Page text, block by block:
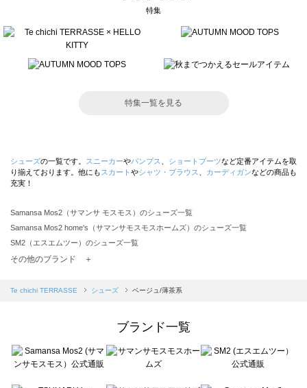
特集
特集一覧を見る
シューズの一覧です。 スニーカーやパンプス ショートブーツなど定番アイテムを取
り揃えております。他にも スカート やシャツ・ブラウス カーディガンなどの商品も
充実！
Samansa Mos2（サマンサ モスモス）のシューズ一覧
Samansa Mos2 home's（サマンサモスモスホームズ）のシューズ一覧
SM2（エスエムツー）のシューズ一覧
TSUHARU by Samansa Mos2（ツハルバイサマンサモスモス）のシューズ一覧
Samansa Mos2 blue（サマンサモスモス ブルー）のシューズ一覧
sō4ū（ソウフォーユー）のシューズ一覧
Te chichi（テチチ）のシューズ一覧
Te chichi CLASSIC（テチチ クラシック）のシューズ一覧
その他のブランド ＋
Te chichi TERRASSE シューズ ベージュ/薄茶系
ブランド一覧